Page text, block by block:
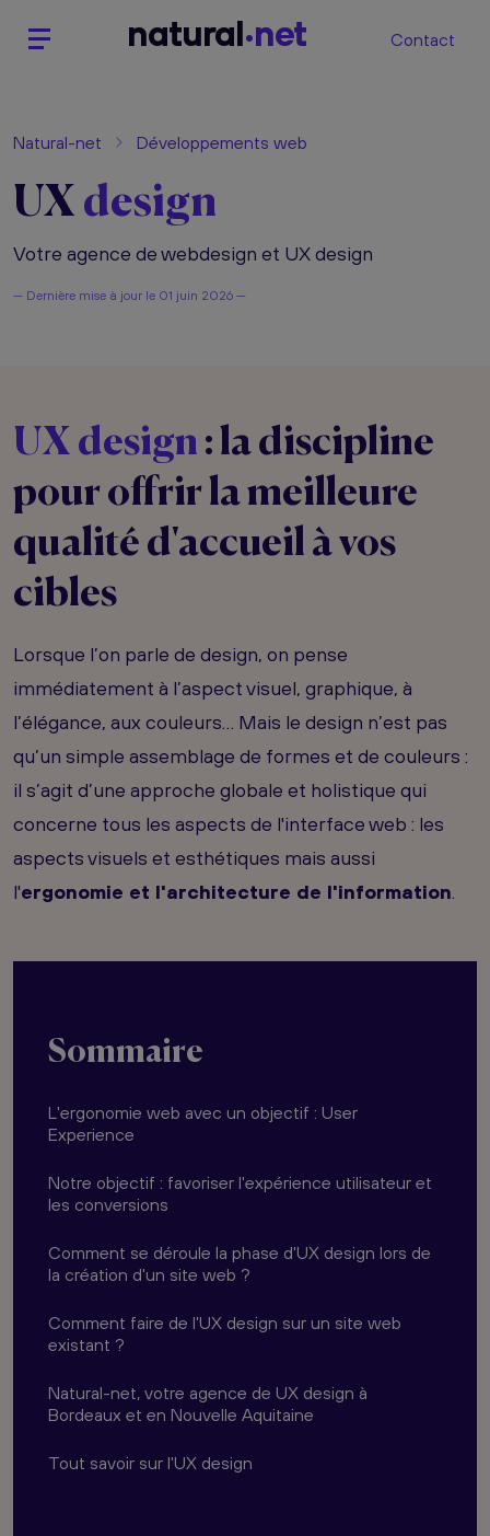
natural net Contact
Natural-net Développements web
UX design
Votre agence de webdesign et UX design
— Dernière mise à jour le 01 juin 2026 —
UX design : la discipline
pour offrir la meilleure
qualité d'accueil à vos
cibles
Lorsque l’on parle de design, on pense
immédiatement à l’aspect visuel, graphique, à
l’élégance, aux couleurs… Mais le design n’est pas
qu’un simple assemblage de formes et de couleurs :
il s’agit d’une approche globale et holistique qui
concerne tous les aspects de l'interface web : les
aspects visuels et esthétiques mais aussi
l'ergonomie et l'architecture de l'information.
Sommaire
L'ergonomie web avec un objectif : User
Experience
Notre objectif : favoriser l'expérience utilisateur et
les conversions
Comment se déroule la phase d'UX design lors de
la création d'un site web ?
Comment faire de l'UX design sur un site web
existant ?
Natural-net, votre agence de UX design à
Bordeaux et en Nouvelle Aquitaine
Tout savoir sur l'UX design